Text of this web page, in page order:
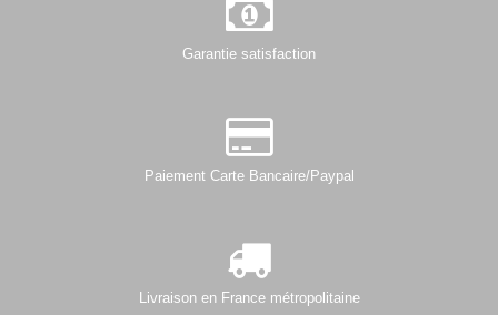
Garantie satisfaction
Paiement Carte Bancaire/Paypal
Livraison en France métropolitaine